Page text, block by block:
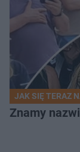
JAK SIĘ TERAZ
Znamy